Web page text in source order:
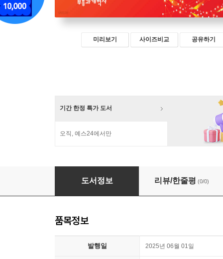
미리보기 사이즈비교 공유하기
기간 한정 특가 도서
오직, 예스24에서만
생명 윤리와 기독교인의 삶
도서정보 리뷰/한줄평 (0/0)
품목정보
발행일 2025년 06월 01일